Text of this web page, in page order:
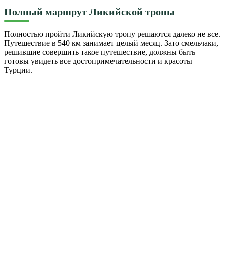
Полный маршрут Ликийской тропы
Полностью пройти Ликийскую тропу решаются далеко не все.
Путешествие в 540 км занимает целый месяц. Зато смельчаки,
решившие совершить такое путешествие, должны быть
готовы увидеть все достопримечательности и красоты
Турции.